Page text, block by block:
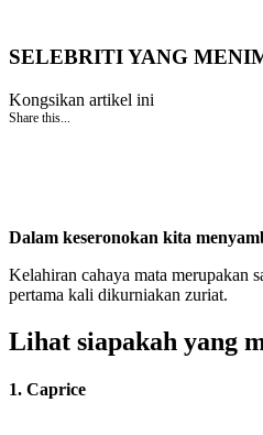
SELEBRITI YANG
Kongsikan artikel ini
Share this...
Dalam keseronokan kita
Kelahiran cahaya mata merupakan
pertama kali dikurniakan zuriat.
Lihat siapakah yang
1. Caprice